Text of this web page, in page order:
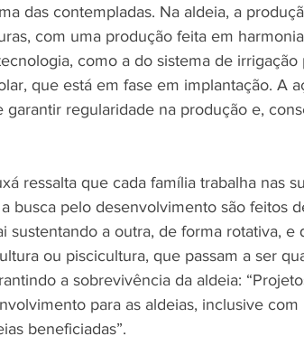
das contempladas. Na aldeia, a
com uma produção feita em
como a do sistema de
que está em fase em implantação. A
garantir regularidade na produção e,
ressalta que cada família trabalha nas
busca pelo desenvolvimento são feitos
sustentando a outra, de forma rotativa, e
ou piscicultura, que passam a ser
a sobrevivência da aldeia:
para as aldeias, inclusive
beneficiadas”.